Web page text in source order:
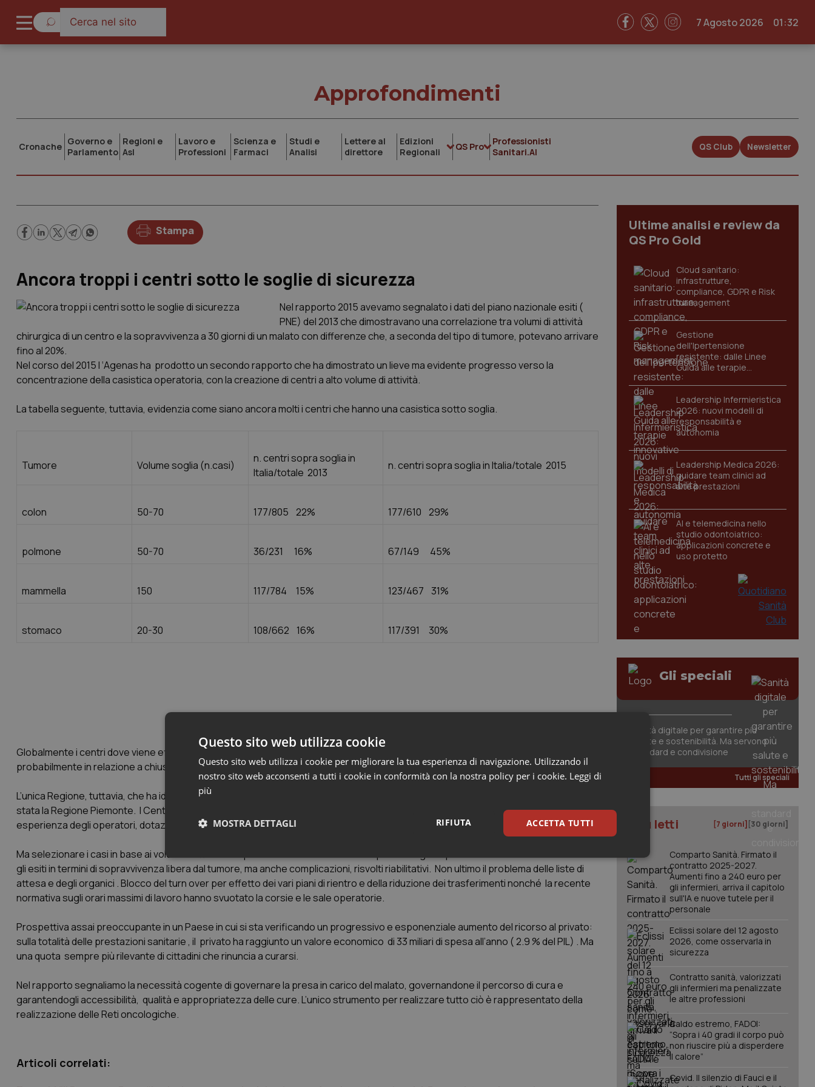
7 Agosto 2026 01:32
Approfondimenti
Cronache Governo e
Parlamento
Regioni e
Asl
Lavoro e
Professioni
Scienza e
Farmaci
Studi e
Analisi
Lettere al
direttore
Edizioni
Regionali
QS Pro
Professionisti
Sanitari.AI
QS Club Newsletter
Stampa
Ancora troppi i centri sotto le soglie di sicurezza
Nel rapporto 2015 avevamo segnalato i dati del piano nazionale esiti (
PNE) del 2013 che dimostravano una correlazione tra volumi di attività
chirurgica di un centro e la sopravvivenza a 30 giorni di un malato con differenze che, a seconda del tipo di tumore, potevano arrivare
fino al 20%.
Nel corso del 2015 l ‘Agenas ha prodotto un secondo rapporto che ha dimostrato un lieve ma evidente progresso verso la
concentrazione della casistica operatoria, con la creazione di centri a alto volume di attività.
La tabella seguente, tuttavia, evidenzia come siano ancora molti i centri che hanno una casistica sotto soglia.
Tumore Volume soglia (n.casi)
n. centri sopra soglia in
Italia/totale 2013
n. centri sopra soglia in Italia/totale 2015
colon 50-70 177/805 22% 177/610 29%
polmone 50-70 36/231 16% 67/149 45%
mammella 150 117/784 15% 123/467 31%
stomaco 20-30 108/662 16% 117/391 30%
Globalmente i centri dove viene effettuata la chirurgia oncologica si sono ridotti in modo significativo ( dal 24% al 40 %) ,
probabilmente in relazione a chiusura di Reparti o riconversione di ospedali.
L’unica Regione, tuttavia, che ha identificato nel novembre 2015 con DGR i centri di riferimento per singola patologia oncologica è
stata la Regione Piemonte. I Centri di riferimento in Piemonte sono stati individuati in base a volume di attività appropriata,
esperienza degli operatori, dotazioni tecnologiche.
Ma selezionare i casi in base ai volumi di attività non può essere sufficiente. Nel capitolo vengono prese in esami altri indicatori come
gli esiti in termini di sopravvivenza libera dal tumore, ma anche complicazioni, risvolti riabilitativi. Non ultimo il problema delle liste di
attesa e degli organici . Blocco del turn over per effetto dei vari piani di rientro e della riduzione dei trasferimenti nonché la recente
normativa sugli orari massimi di lavoro hanno svuotato la corsie e le sale operatorie.
Prospettiva assai preoccupante in un Paese in cui si sta verificando un progressivo e esponenziale aumento del ricorso al privato:
sulla totalità delle prestazioni sanitarie , il privato ha raggiunto un valore economico di 33 miliari di spesa all’anno ( 2.9 % del PIL) . Ma
una quota sempre più rilevante di cittadini che rinuncia a curarsi.
Nel rapporto segnaliamo la necessità cogente di governare la presa in carico del malato, governandone il percorso di cura e
garantendogli accessibilità, qualità e appropriatezza delle cure. L’unico strumento per realizzare tutto ciò è rappresentato della
realizzazione delle Reti oncologiche.
Articoli correlati:
Ultime analisi e review da
QS Pro Gold
Cloud sanitario:
infrastrutture,
compliance, GDPR e Risk
management
Gestione
dell'Ipertensione
resistente: dalle Linee
Guida alle terapie
innovative
Leadership Infermieristica
2026: nuovi modelli di
responsabilità e
autonomia
Leadership Medica 2026:
guidare team clinici ad
alte prestazioni
AI e telemedicina nello
studio odontoiatrico:
applicazioni concrete e
uso protetto
Gli speciali
Sanità digitale per garantire più
salute e sostenibilità. Ma servono
standard e condivisione
Tutti gli speciali
I più letti [7 giorni] [30 giorni]
Comparto Sanità. Firmato il
contratto 2025-2027.
Aumenti fino a 240 euro per
gli infermieri, arriva il capitolo
sull'IA e nuove tutele per il
personale
Eclissi solare del 12 agosto
2026, come osservarla in
sicurezza
Contratto sanità, valorizzati
gli infermieri ma penalizzate
le altre professioni
Caldo estremo, FADOI:
“Sopra i 40 gradi il corpo può
non riuscire più a disperdere
il calore”
Covid. Il silenzio di Fauci e il
Questo sito web utilizza cookie
Questo sito web utilizza i cookie per migliorare la tua esperienza di navigazione. Utilizzando il
nostro sito web acconsenti a tutti i cookie in conformità con la nostra policy per i cookie. Leggi di
più
ACCETTA TUTTI
RIFIUTA
MOSTRA DETTAGLI
Necessari Statistici Marketing
Necessari Statistici Marketing
Nome
Fornitore Dominio Scadenza
Descrizione